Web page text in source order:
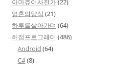
아마츄어사진가(22)
영혼의양식 (21)
하루를살아가며 (64)
허접프로그래머 (486)
Android (64)
C#(8)